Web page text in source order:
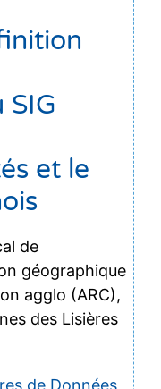
et le
de
géographique
agglo (ARC),
des Lisières
de Données